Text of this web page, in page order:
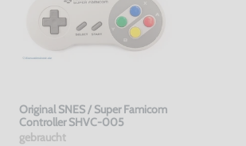
Original SNES / Super Famicom
Controller SHVC-005
gebraucht